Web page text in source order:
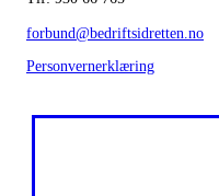
forbund@bedriftsidretten.no
Personvernerklæring